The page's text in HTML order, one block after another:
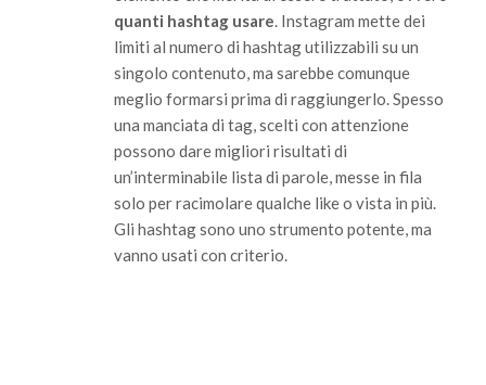
quanti hashtag usare. Instagram mette dei
limiti al numero di hashtag utilizzabili su un
singolo contenuto, ma sarebbe comunque
meglio formarsi prima di raggiungerlo. Spesso
una manciata di tag, scelti con attenzione
possono dare migliori risultati di
un’interminabile lista di parole, messe in fila
solo per racimolare qualche like o vista in più.
Gli hashtag sono uno strumento potente, ma
vanno usati con criterio.